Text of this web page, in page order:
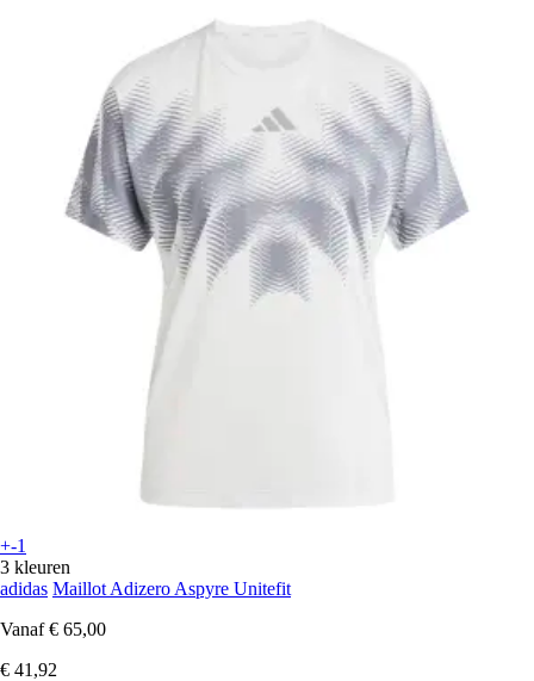
+-1
3 kleuren
adidas Maillot Adizero Aspyre Unitefit
Vanaf € 65,00
€ 41,92